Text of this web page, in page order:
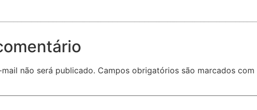
não será publicado. Campos obrigatórios são marcados com